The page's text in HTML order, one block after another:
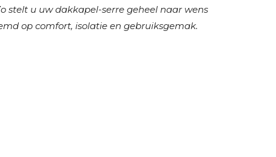
stelt u uw dakkapel-serre geheel naar wens
op comfort, isolatie en gebruiksgemak.